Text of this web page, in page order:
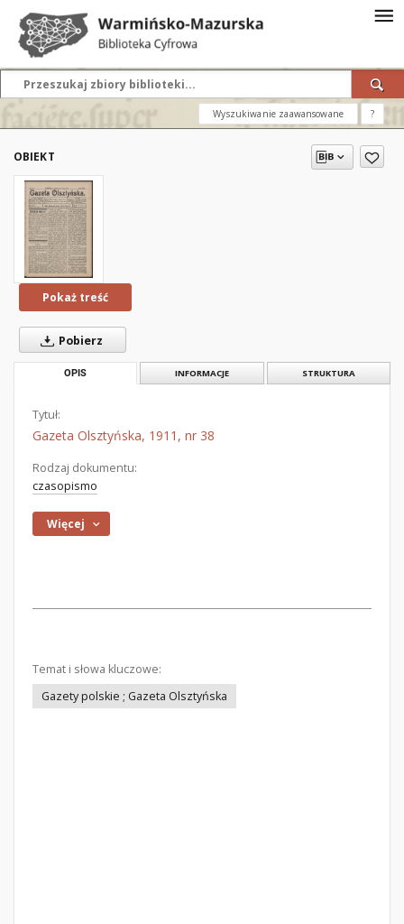
Wyszukiwanie zaawansowane ?
OBIEKT
Pokaż treść
Pobierz
OPIS INFORMACJE STRUKTURA
Tytuł:
Gazeta Olsztyńska, 1911, nr 38
Rodzaj dokumentu:
czasopismo
Więcej
Temat i słowa kluczowe:
Gazety polskie ; Gazeta Olsztyńska